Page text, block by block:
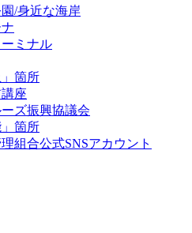
/身近な海岸
ミナル
」箇所
座
ズ振興協議会
」箇所
組合公式SNSアカウント